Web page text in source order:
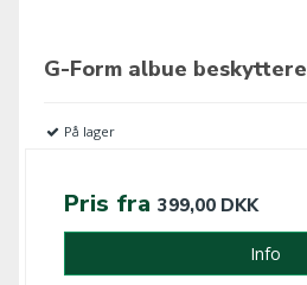
G-Form albue beskyttere
På lager
Pris fra 399,00 DKK
Info